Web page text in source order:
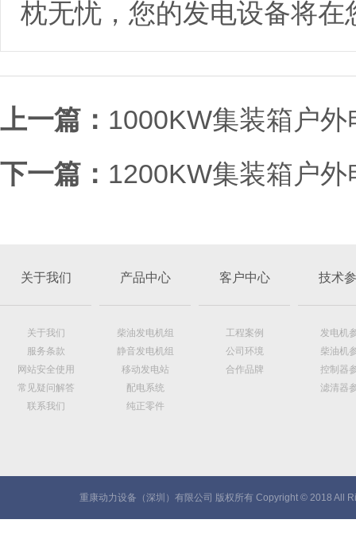
枕无忧，您的发电设备将在
上一篇： 1000KW集装箱户外
下一篇： 1200KW集装箱户外
关于我们
关于我们
服务条款
网站安全使用
常见疑问解答
联系我们
产品中心
柴油发电机组
静音发电机组
移动发电站
配电系统
纯正零件
客户中心
工程案例
公司环境
合作品牌
技术
发电机
柴油机
控制器
滤清器
重康动力设备（深圳）有限公司 版权所有 Copyright © 2018 All